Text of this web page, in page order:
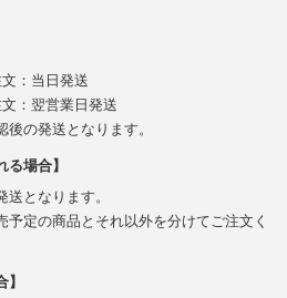
：当日発送
：翌営業日発送
の発送となります。
る場合】
となります。
定の商品とそれ以外を分けてご注文く